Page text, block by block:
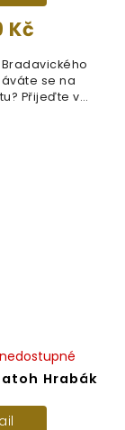
Kč
se na
Přijeďte v
Hrabák